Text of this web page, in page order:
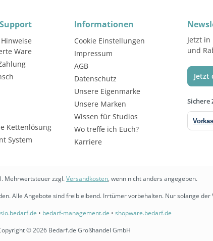
Ware
Kettenlösung
System
Informationen
Cookie Einstellungen
Impressum
AGB
Datenschutz
Unsere Eigenmarke
Unsere Marken
Wissen für Studios
Wo treffe ich Euch?
Karriere
Jetzt
und
Jetzt
Sichere
Mehrwertsteuer zzgl.Versandkosten, wenn nicht anders angegeben.
Alle Angebote sind freibleibend. Irrtümer vorbehalten. Nur solange der
• bedarf-management.de • shopware.bedarf.de
© 2026 Bedarf.de Großhandel GmbH